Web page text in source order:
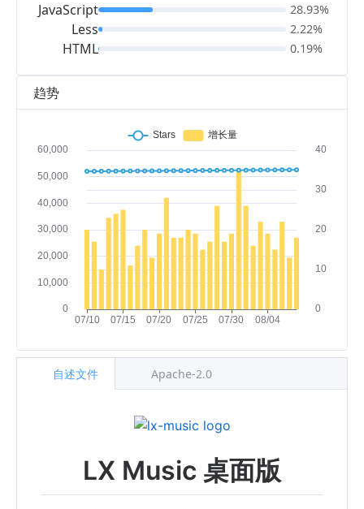
趋势
LX Music 桌面版
自述文件 Apache-2.0
JavaScript
Less
HTML
28.93%
2.22%
0.19%